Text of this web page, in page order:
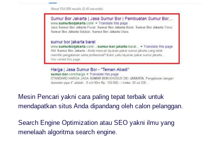
Mesin Pencari yakni cara paling tepat terbaik untuk
mendapatkan situs Anda dipandang oleh calon pelanggan.
Search Engine Optimization atau SEO yakni ilmu yang
menelaah algoritma search engine.